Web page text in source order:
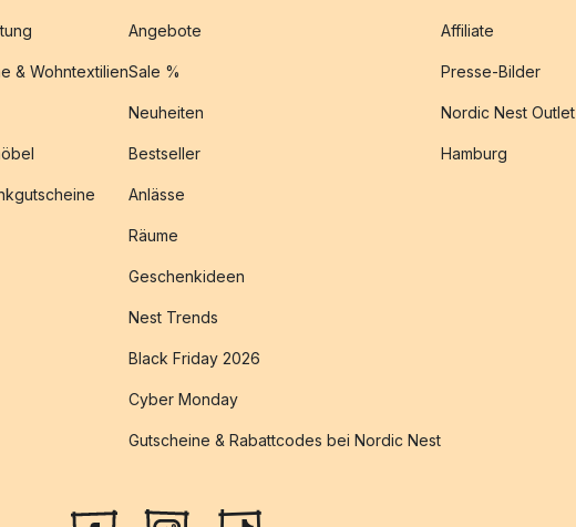
& Wohntextilien
Angebote
Sale %
Neuheiten
Bestseller
Anlässe
Räume
Geschenkideen
Nest Trends
Black Friday 2026
Cyber Monday
Gutscheine & Rabattcodes bei Nordic Nest
Affiliate
Presse-Bilder
Nordic Nest Outlet
Hamburg